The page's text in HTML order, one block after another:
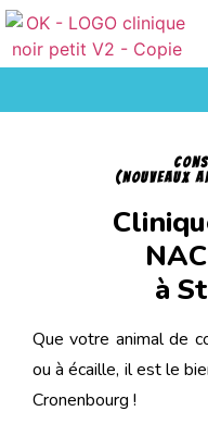
(Nouveaux
à
Que votre animal de
ou à écaille, il est le
Cronenbourg !